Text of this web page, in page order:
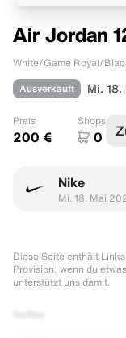
Air Jordan
White/Game Royal/
Ausverkauft Mi. 18.
Preis
200 €
Shops
0
Nike
Mi. 18. Mai
Diese Seite enthält
Provision, wenn du
unterstützt uns damit.